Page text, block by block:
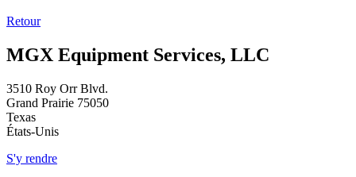
Retour
MGX Equipment Services, LLC
3510 Roy Orr Blvd.
Grand Prairie 75050
Texas
États-Unis
S'y rendre